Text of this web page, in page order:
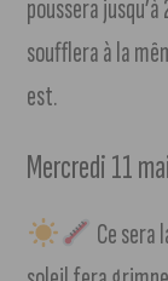
poussera
soufflera à la
est.
Mercredi 11
Ce sera